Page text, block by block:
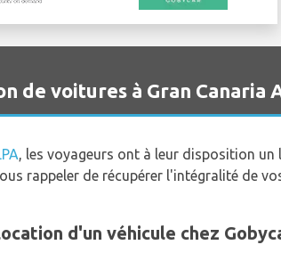
de voitures à Gran Canaria
, les voyageurs ont à leur disposition un
rappeler de récupérer l'intégralité de
d'un véhicule chez